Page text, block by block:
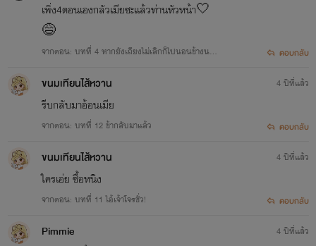
เพิ่ง4ตอนเองกลัวเมียซะเเล้วท่านหัวหน้า🤍
😅
จากตอน: บทที่ 4 หากยังเถียงไม่เลิกก็ไปนอนข้างนอ
ตอบกลับ
ขนมเทียนไส้หวาน
รีบกลับมาอ้อนเมีย
จากตอน: บทที่ 12 ข้ากลับมาแล้ว
4 ปีที่แล้ว
ตอบกลับ
ขนมเทียนไส้หวาน
ใครเอ่ย ซื้อหนิง
จากตอน: บทที่ 11 ไอ้เจ้าโจรชั่ว!
4 ปีที่แล้ว
ตอบกลับ
Pimmie 4 ปีที่แล้ว